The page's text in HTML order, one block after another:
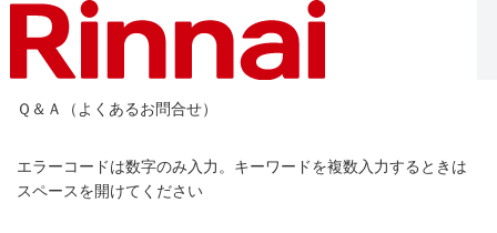
Ｑ＆Ａ（よくあるお問合せ）
エラーコードは数字のみ入力。キーワードを複数入力するときは
スペースを開けてください